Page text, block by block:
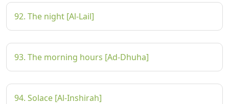
92. The night [Al-Lail]
93. The morning hours [Ad-Dhuha]
94. Solace [Al-Inshirah]